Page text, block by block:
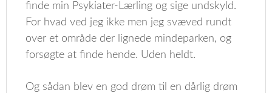
finde min Psykiater-Lærling og sige undskyld.
For hvad ved jeg ikke men jeg svæved rundt
over et område der lignede mindeparken, og
forsøgte at finde hende. Uden heldt.
Og sådan blev en god drøm til en dårlig drøm